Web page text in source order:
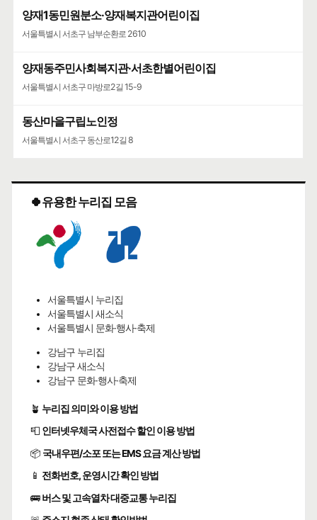
양재1동민원분소·양재복지관어린이집
서울특별시 서초구 남부순환로 2610
양재동주민사회복지관·서초한별어린이집
서울특별시 서초구 마방로2길 15-9
동산마을구립노인정
서울특별시 서초구 동산로12길 8
🍀유용한 누리집 모음
서울특별시 누리집
서울특별시 새소식
서울특별시 문화·행사·축제
강남구 누리집
강남구 새소식
강남구 문화·행사·축제
🪴 누리집 의미와 이용 방법
📮 인터넷우체국 사전접수 할인 이용 방법
📦 국내우편/소포 또는 EMS 요금 계산 방법
📱 전화번호, 운영시간 확인 방법
🚌버스 및 고속열차 대중교통 누리집